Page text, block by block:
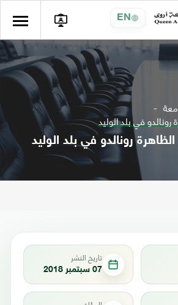
EN
في بلد الوليد
رونالدو في بلد الوليد
تاريخ النشر
07 سبتمبر 2018